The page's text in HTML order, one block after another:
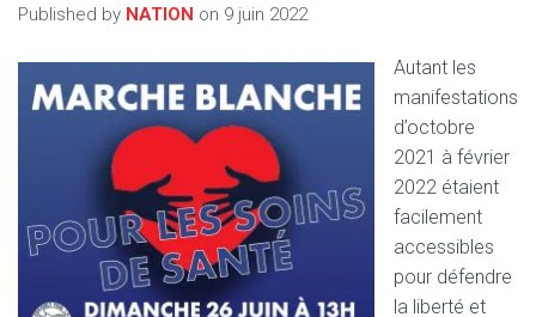
Published by NATION on 9 juin 2022
Autant les
manifestations
d’octobre
2021 à février
2022 étaient
facilement
accessibles
pour défendre
la liberté et